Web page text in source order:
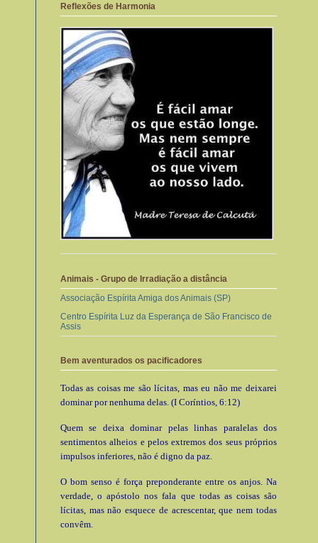
Reflexões de Harmonia
Animais - Grupo de Irradiação a distância
Associação Espírita Amiga dos Animais (SP)
Centro Espírita Luz da Esperança de São Francisco de
Assis
Bem aventurados os pacificadores
Todas as coisas me são lícitas, mas eu não me deixarei
dominar por nenhuma delas. (I Coríntios, 6:12)
Quem se deixa dominar pelas linhas paralelas dos
sentimentos alheios e pelos extremos dos seus próprios
impulsos inferiores, não é digno da paz.
O bom senso é força preponderante entre os anjos. Na
verdade, o apóstolo nos fala que todas as coisas são
lícitas, mas não esquece de acrescentar, que nem todas
convêm.